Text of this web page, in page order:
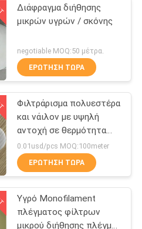
57
πρέσας
13
Διάφραγμα διήθησης
μικρών υγρών / σκόνης
negotiable MOQ:50 μέτρα.
ΕΡΏΤΗΣΗ ΤΏΡΑ
Φιλτράρισμα πολυεστέρα
και νάιλον με υψηλή
αντοχή σε θερμότητα
και οξύ για αντοχή
0.01usd/pcs MOQ:100meter
ΕΡΏΤΗΣΗ ΤΏΡΑ
Υγρό Monofilament
πλέγματος φίλτρων
μικρού διήθησης πλέγμα